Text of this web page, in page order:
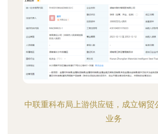
中联重科布局上游供应链，成立钢贸
业务